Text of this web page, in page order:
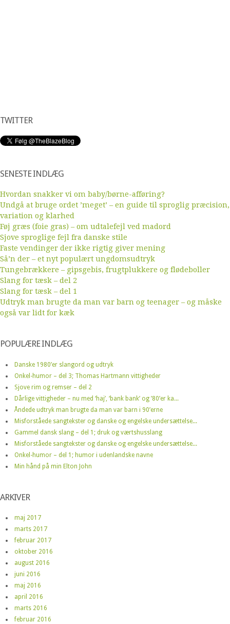
TWITTER
SENESTE INDLÆG
Hvordan snakker vi om baby/børne-afføring?
Undgå at bruge ordet ’meget’ – en guide til sproglig præcision,
variation og klarhed
Føj græs (foie gras) – om udtalefejl ved madord
Sjove sproglige fejl fra danske stile
Faste vendinger der ikke rigtig giver mening
Så’n der – et nyt populært ungdomsudtryk
Tungebrækkere – gipsgebis, frugtplukkere og flødeboller
Slang for tæsk – del 2
Slang for tæsk – del 1
Udtryk man brugte da man var barn og teenager – og måske
også var lidt for kæk
POPULÆRE INDLÆG
Danske 1980’er slangord og udtryk
Onkel-humor – del 3; Thomas Hartmann vittigheder
Sjove rim og remser – del 2
Dårlige vittigheder – nu med ‘haj’, ‘bank bank’ og ’80’er ka...
Åndede udtryk man brugte da man var barn i 90’erne
Misforståede sangtekster og danske og engelske undersættelse...
Gammel dansk slang – del 1; druk og værtshusslang
Misforståede sangtekster og danske og engelske undersættelse...
Onkel-humor – del 1; humor i udenlandske navne
Min hånd på min Elton John
ARKIVER
maj 2017
marts 2017
februar 2017
oktober 2016
august 2016
juni 2016
maj 2016
april 2016
marts 2016
februar 2016